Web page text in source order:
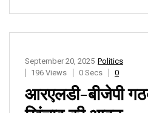
Politics
September 20, 2025
196 Views
0 Secs 0
आरएलडी-बीजेपी